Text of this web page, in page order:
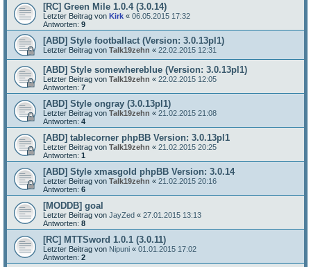
[RC] Green Mile 1.0.4 (3.0.14)
Letzter Beitrag von Kirk « 06.05.2015 17:32
Antworten: 9
[ABD] Style footballact (Version: 3.0.13pl1)
Letzter Beitrag von Talk19zehn « 22.02.2015 12:31
[ABD] Style somewhereblue (Version: 3.0.13pl1)
Letzter Beitrag von Talk19zehn « 22.02.2015 12:05
Antworten: 7
[ABD] Style ongray (3.0.13pl1)
Letzter Beitrag von Talk19zehn « 21.02.2015 21:08
Antworten: 4
[ABD] tablecorner phpBB Version: 3.0.13pl1
Letzter Beitrag von Talk19zehn « 21.02.2015 20:25
Antworten: 1
[ABD] Style xmasgold phpBB Version: 3.0.14
Letzter Beitrag von Talk19zehn « 21.02.2015 20:16
Antworten: 6
[MODDB] goal
Letzter Beitrag von JayZed « 27.01.2015 13:13
Antworten: 8
[RC] MTTSword 1.0.1 (3.0.11)
Letzter Beitrag von Nipuni « 01.01.2015 17:02
Antworten: 2